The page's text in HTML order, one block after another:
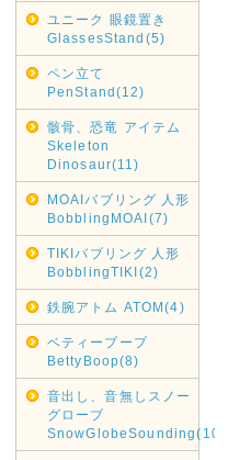
ユニーク 眼鏡置き
GlassesStand(5)
ペン立て
PenStand(12)
骸骨、恐竜 アイテム
Skeleton
Dinosaur(11)
MOAIバブリング 人形
BobblingMOAI(7)
TIKIバブリング 人形
BobblingTIKI(2)
鉄腕アトム ATOM(4)
ベティーブープ
BettyBoop(8)
音出し、音無しスノー
グローブ
SnowGlobeSounding(10)